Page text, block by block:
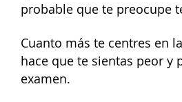
probable que te preocupe
Cuanto más te centres en
hace que te sientas peor y
examen.